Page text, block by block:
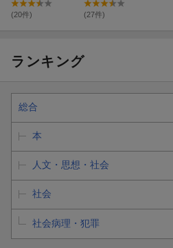
(20件) (27件)
ランキング
総合
本
人文・思想・社会
社会
社会病理・犯罪